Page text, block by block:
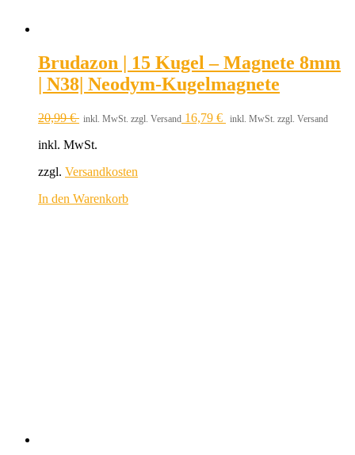
Brudazon | 15 Kugel – Magnete 8mm
| N38| Neodym-Kugelmagnete
20,99€ inkl. MwSt. zzgl. Versand 16,79 € inkl. MwSt. zzgl. Versand
inkl. MwSt.
zzgl. Versandkosten
In den Warenkorb